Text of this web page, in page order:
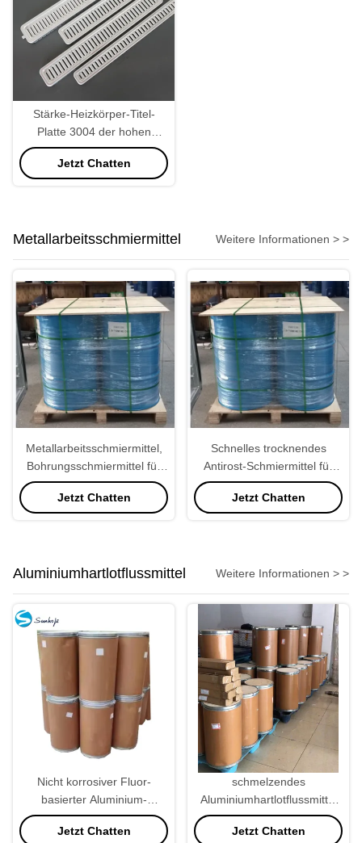
Stärke-Heizkörper-Titel-
Platte 3004 der hohen
Präzisions-1.5mm
Jetzt Chatten
Metallarbeitsschmiermittel Weitere Informationen > >
Metallarbeitsschmiermittel,
Bohrungsschmiermittel für
Stahlindustrielles
Jetzt Chatten
Schnelles trocknendes
Antirost-Schmiermittel für
Aluminiumflossen
Jetzt Chatten
Aluminiumhartlotflussmittel Weitere Informationen > >
Nicht korrosiver Fluor-
basierter Aluminium-
Lagerflux 25 kg/Eimer 525°C
Jetzt Chatten
schmelzendes
Aluminiumhartlotflussmittel
25KG/Bucket 525degree für
bronzierende Maschine
Jetzt Chatten